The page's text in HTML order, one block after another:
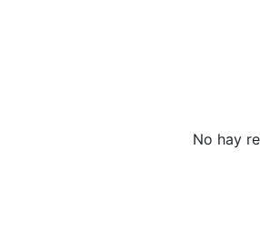
No hay